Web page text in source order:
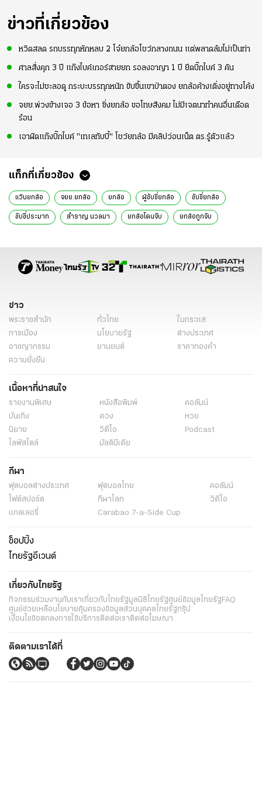
ข่าวที่เกี่ยวข้อง
หวิดสลด รถบรรทุกหักหลบ 2 โจ๋ยกล้อโชว์กลางถนน แต่พลาดล้มไม่เป็นท่า
ศาลสั่งคุก 3 ปี แก๊งไบค์เกอร์สายยก รอลงอาญา 1 ปี ยึดบิ๊กไบค์ 3 คัน
ใครจะไม่ชะลอดู กระบะบรรทุกหนัก ขับขึ้นเขาป่าตอง ยกล้อค้างเติ่งอยู่ทางโค้ง
จยย.พ่วงข้างเจอ 3 ข้อหา ซิ่งยกล้อ ขอโทษสังคม ไม่มีเจตนาทำคนอื่นเดือด
ร้อน
เอาผิดแก๊งบิ๊กไบค์ "เทเลทับบี้" โชว์ยกล้อ มีคลิปว่อนเน็ต ตร.รู้ตัวแล้ว
แท็กที่เกี่ยวข้อง
แว๊นยกล้อ จยย.ยกล้อ ยกล้อ ผู้ขับขี่ยกล้อ ขับขี่ยกล้อ
ขับขี่ประมาท สําราญ นวลมา ยกล้อโดนจับ ยกล้อถูกจับ
ข่าว
พระราชสำนัก ทั่วไทย
ในกระแส
การเมือง
นโยบายรัฐ
ต่างประเทศ
อาชญากรรม
ยานยนต์
ราคาทองคำ
ความยั่งยืน
เนื้อหาที่น่าสนใจ
รายงานพิเศษ หนังสือพิมพ์
คอลัมน์
บันเทิง
ดวง
หวย
นิยาย
วิดีโอ
Podcast
ไลฟ์สไตล์
มัลติมีเดีย
กีฬา
ฟุตบอลต่่างประเทศ ฟุตบอลไทย
คอลัมน์
ไฟต์สปอร์ต
กีฬาโลก
วิดีโอ
แกลเลอรี่
Carabao 7-a-Side Cup
ช็อปปิ้ง
ไทยรัฐอีเวนต์
เกี่ยวกับไทยรัฐ
กิจกรรมร่วมงานกับเราเกี่ยวกับไทยรัฐมูลนิธิไทยรัฐศูนย์ข้อมูลไทยรัฐFAQ
ศูนย์ช่วยเหลือนโยบายคุ้มครองข้อมูลส่วนบุคคลไทยรัฐกรุ๊ป
เงื่อนไขข้อตกลงการใช้บริการติดต่อเราติดต่อโฆษณา
ติดตามเราได้ที่